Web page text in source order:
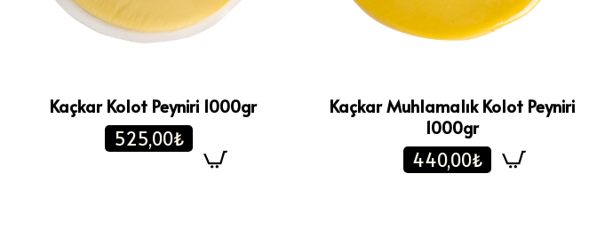
Kaçkar Kolot Peyniri 1000gr
525,00₺
Kaçkar Muhlamalık Kolot Peyniri
1000gr
440,00₺